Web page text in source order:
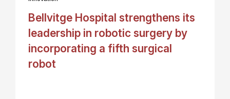
Bellvitge Hospital strengthens its
leadership in robotic surgery by
incorporating a fifth surgical
robot